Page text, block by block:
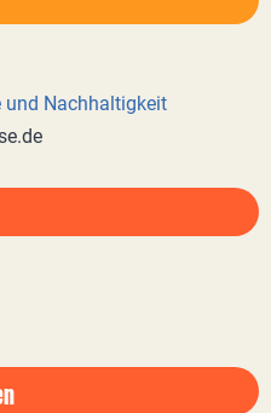
und Nachhaltigkeit